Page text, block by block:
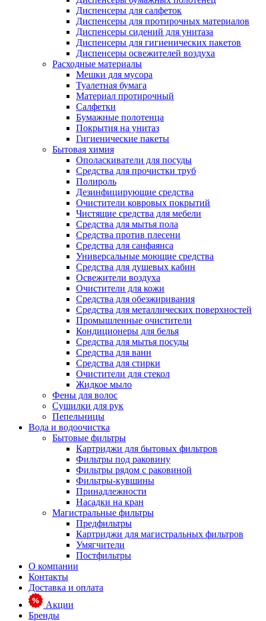
Диспенсеры для салфеток
Диспенсеры для протирочных материалов
Диспенсеры сидений для унитаза
Диспенсеры для гигиенических пакетов
Диспенсеры освежителей воздуха
Расходные материалы
Мешки для мусора
Туалетная бумага
Материал протирочный
Салфетки
Бумажные полотенца
Покрытия на унитаз
Гигиенические пакеты
Бытовая химия
Ополаскиватели для посуды
Средства для прочистки труб
Полироль
Дезинфицирующие средства
Очистители ковровых покрытий
Чистящие средства для мебели
Средства для мытья пола
Средства против плесени
Средства для санфаянса
Универсальные моющие средства
Средства для душевых кабин
Освежители воздуха
Очистители для кожи
Средства для обезжиривания
Средства для металлических поверхностей
Промышленные очистители
Кондиционеры для белья
Средства для мытья посуды
Средства для ванн
Средства для стирки
Очистители для стекол
Жидкое мыло
Фены для волос
Сушилки для рук
Пепельницы
Вода и водоочистка
Бытовые фильтры
Картриджи для бытовых фильтров
Фильтры под раковину
Фильтры рядом с раковиной
Фильтры-кувшины
Принадлежности
Насадки на кран
Магистральные фильтры
Предфильтры
Картриджи для магистральных фильтров
Умягчители
Постфильтры
О компании
Контакты
Доставка и оплата
Акции
Бренды